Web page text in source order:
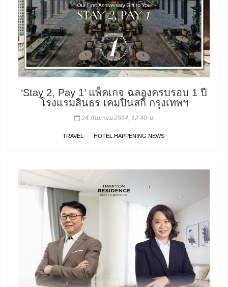
‘Stay 2, Pay 1’ แพ็คเกจ ฉลองครบรอบ 1 ปี
โรงแรมสินธร เคมปินสกี้ กรุงเทพฯ
24 กันยายน 2564, 12:40 น.
TRAVEL HOTEL HAPPENING NEWS